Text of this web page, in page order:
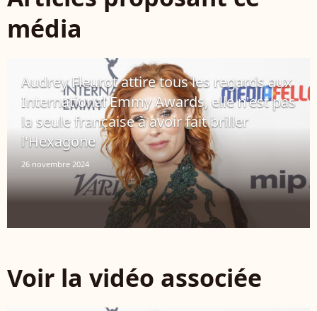
média
Audrey Fleurot attire tous les regards aux
International Emmy Awards, elle n'est pas
la seule française à avoir fait briller
l'Hexagone
26 novembre 2024
Voir la vidéo associée